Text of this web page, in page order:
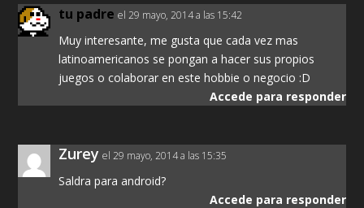
tu padre el 29 mayo, 2014 a las 15:42
Muy interesante, me gusta que cada vez mas
latinoamericanos se pongan a hacer sus propios
juegos o colaborar en este hobbie o negocio :D
Accede para responder
Zurey el 29 mayo, 2014 a las 15:35
Saldra para android?
Accede para responder